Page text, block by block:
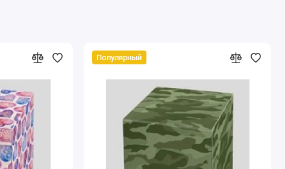
Популярный